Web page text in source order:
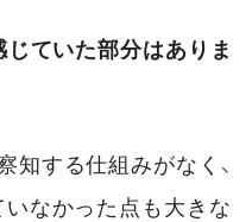
ていた部分はありま
知する仕組みがなく、
なかった点も大きな